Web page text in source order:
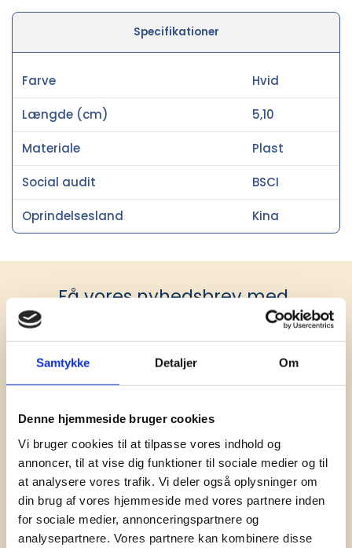
Samtykke Detaljer Om
Denne hjemmeside bruger cookies
Vi bruger cookies til at tilpasse vores indhold og
annoncer, til at vise dig funktioner til sociale medier og til
at analysere vores trafik. Vi deler også oplysninger om
din brug af vores hjemmeside med vores partnere inden
for sociale medier, annonceringspartnere og
analysepartnere. Vores partnere kan kombinere disse
Specifikationer
Farve Hvid
Længde (cm) 5,10
Materiale Plast
Social audit BSCI
Oprindelsesland Kina
Få vores nyhedsbrev med
information om tilbud, nye varer og
andet godt
Kæmpe udvalg i klassiske og nyskabende gaveidéer
til din virksomhed. Vi kan det der med firmagaver, og
konkurrencedygtig pris siden 1991.
Tilmeld